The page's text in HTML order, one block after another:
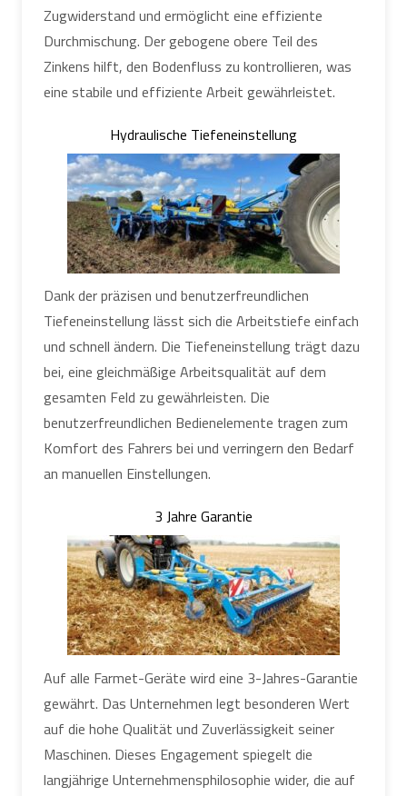
Zugwiderstand und ermöglicht eine effiziente
Durchmischung. Der gebogene obere Teil des
Zinkens hilft, den Bodenfluss zu kontrollieren, was
eine stabile und effiziente Arbeit gewährleistet.
Hydraulische Tiefeneinstellung
Dank der präzisen und benutzerfreundlichen
Tiefeneinstellung lässt sich die Arbeitstiefe einfach
und schnell ändern. Die Tiefeneinstellung trägt dazu
bei, eine gleichmäßige Arbeitsqualität auf dem
gesamten Feld zu gewährleisten. Die
benutzerfreundlichen Bedienelemente tragen zum
Komfort des Fahrers bei und verringern den Bedarf
an manuellen Einstellungen.
3 Jahre Garantie
Auf alle Farmet-Geräte wird eine 3-Jahres-Garantie
gewährt. Das Unternehmen legt besonderen Wert
auf die hohe Qualität und Zuverlässigkeit seiner
Maschinen. Dieses Engagement spiegelt die
langjährige Unternehmensphilosophie wider, die auf